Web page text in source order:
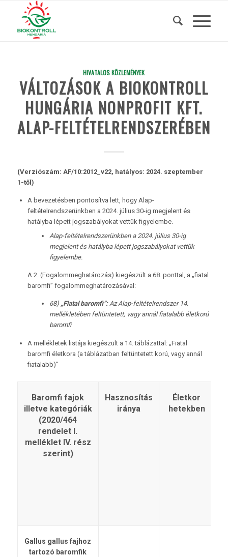
HIVATALOS KÖZLEMÉNYEK
VÁLTOZÁSOK A BIOKONTROLL
HUNGÁRIA NONPROFIT KFT.
ALAP-FELTÉTELRENDSZERÉBEN
(Verziószám: AF/10:2012_v22, hatályos: 2024. szeptember
1-től)
A bevezetésben pontosítva lett, hogy Alap-
feltételrendszerünkben a 2024. július 30-ig megjelent és
hatályba lépett jogszabályokat vettük figyelembe.
Alap-feltételrendszerünkben a 2024. július 30-ig
megjelent és hatályba lépett jogszabályokat vettük
figyelembe.
A 2. (Fogalommeghatározás) kiegészült a 68. ponttal, a „fiatal
baromfi” fogalommeghatározásával:
68) „Fiatal baromfi”:Az Alap-feltételrendszer 14.
mellékletében feltüntetett, vagy annál fiatalabb életkorú
baromfi
A mellékletek listája kiegészült a 14. táblázattal: „Fiatal
baromfi életkora (a táblázatban feltüntetett korú, vagy annál
fiatalabb)”
Baromfi fajok
illetve kategóriák
(2020/464
rendelet I.
melléklet IV. rész
szerint)
Hasznosítás
iránya
Életkor
hetekben
Gallus gallus fajhoz
tartozó baromfik